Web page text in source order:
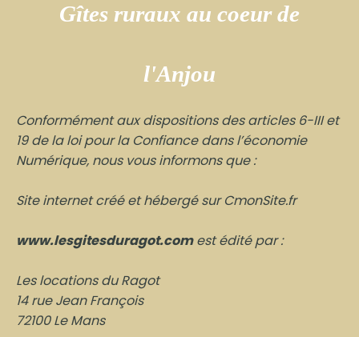
Gîtes ruraux au coeur de
l'Anjou
Conformément aux dispositions des articles 6-III et
19 de la loi pour la Confiance dans l’économie
Numérique, nous vous informons que :
Site internet créé et hébergé sur CmonSite.fr
www.lesgitesduragot.comest édité par :
Les locations du Ragot
14 rue Jean François
72100 Le Mans